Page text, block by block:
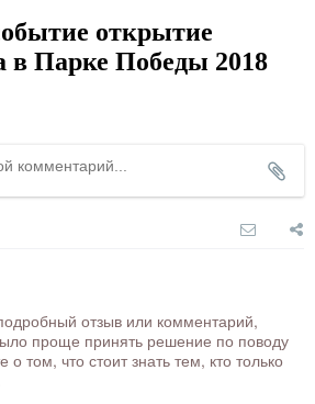
открытие
в Парке Победы 2018
отзыв или комментарий,
проще принять решение по поводу
том, что стоит знать тем, кто только